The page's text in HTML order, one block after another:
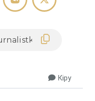
Кіру